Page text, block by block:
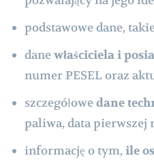
podstawowe dane,
danewłaściciela i
numer PESEL oraz
szczegółowedane
paliwa, data pierwszej
informację o tym, ile